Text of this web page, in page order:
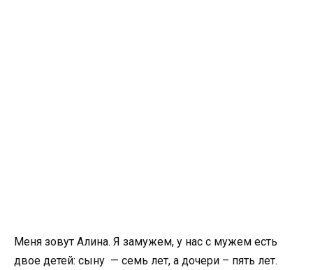
Меня зовут Алина. Я замужем, у нас с мужем есть
двое детей: сыну — семь лет, а дочери – пять лет.